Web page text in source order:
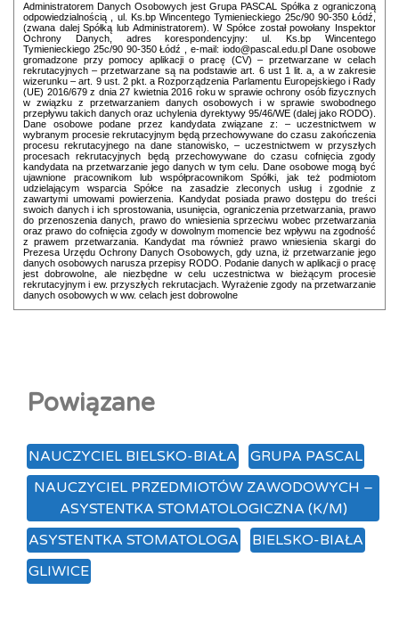
Administratorem Danych Osobowych jest Grupa PASCAL Spółka z ograniczoną
odpowiedzialnością , ul. Ks.bp Wincentego Tymienieckiego 25c/90 90-350 Łódź,
(zwana dalej Spółką lub Administratorem). W Spółce został powołany Inspektor
Ochrony Danych, adres korespondencyjny: ul. Ks.bp Wincentego
Tymienieckiego 25c/90 90-350 Łódź , e-mail: iodo@pascal.edu.pl Dane osobowe
gromadzone przy pomocy aplikacji o pracę (CV) – przetwarzane w celach
rekrutacyjnych – przetwarzane są na podstawie art. 6 ust 1 lit. a, a w zakresie
wizerunku – art. 9 ust. 2 pkt. a Rozporządzenia Parlamentu Europejskiego i Rady
(UE) 2016/679 z dnia 27 kwietnia 2016 roku w sprawie ochrony osób fizycznych
w związku z przetwarzaniem danych osobowych i w sprawie swobodnego
przepływu takich danych oraz uchylenia dyrektywy 95/46/WE (dalej jako RODO).
Dane osobowe podane przez kandydata związane z: – uczestnictwem w
wybranym procesie rekrutacyjnym będą przechowywane do czasu zakończenia
procesu rekrutacyjnego na dane stanowisko, – uczestnictwem w przyszłych
procesach rekrutacyjnych będą przechowywane do czasu cofnięcia zgody
kandydata na przetwarzanie jego danych w tym celu. Dane osobowe mogą być
ujawnione pracownikom lub współpracownikom Spółki, jak też podmiotom
udzielającym wsparcia Spółce na zasadzie zleconych usług i zgodnie z
zawartymi umowami powierzenia. Kandydat posiada prawo dostępu do treści
swoich danych i ich sprostowania, usunięcia, ograniczenia przetwarzania, prawo
do przenoszenia danych, prawo do wniesienia sprzeciwu wobec przetwarzania
oraz prawo do cofnięcia zgody w dowolnym momencie bez wpływu na zgodność
z prawem przetwarzania. Kandydat ma również prawo wniesienia skargi do
Prezesa Urzędu Ochrony Danych Osobowych, gdy uzna, iż przetwarzanie jego
danych osobowych narusza przepisy RODO. Podanie danych w aplikacji o pracę
jest dobrowolne, ale niezbędne w celu uczestnictwa w bieżącym procesie
rekrutacyjnym i ew. przyszłych rekrutacjach. Wyrażenie zgody na przetwarzanie
danych osobowych w ww. celach jest dobrowolne
Powiązane
NAUCZYCIEL BIELSKO-BIAŁA
GRUPA PASCAL
NAUCZYCIEL PRZEDMIOTÓW ZAWODOWYCH –
ASYSTENTKA STOMATOLOGICZNA (K/M)
ASYSTENTKA STOMATOLOGA
BIELSKO-BIAŁA
GLIWICE